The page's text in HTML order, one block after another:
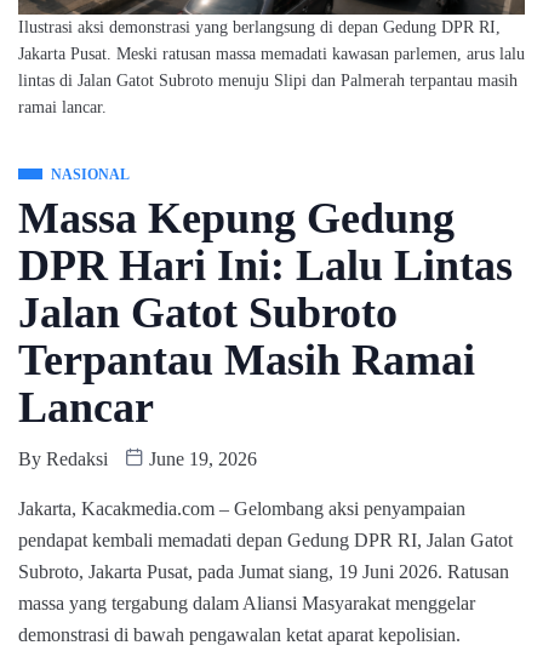
Ilustrasi aksi demonstrasi yang berlangsung di depan Gedung DPR RI,
Jakarta Pusat. Meski ratusan massa memadati kawasan parlemen, arus lalu
lintas di Jalan Gatot Subroto menuju Slipi dan Palmerah terpantau masih
ramai lancar.
NASIONAL
Massa Kepung Gedung
DPR Hari Ini: Lalu Lintas
Jalan Gatot Subroto
Terpantau Masih Ramai
Lancar
By Redaksi June 19, 2026
Jakarta, Kacakmedia.com – Gelombang aksi penyampaian
pendapat kembali memadati depan Gedung DPR RI, Jalan Gatot
Subroto, Jakarta Pusat, pada Jumat siang, 19 Juni 2026. Ratusan
massa yang tergabung dalam Aliansi Masyarakat menggelar
demonstrasi di bawah pengawalan ketat aparat kepolisian.